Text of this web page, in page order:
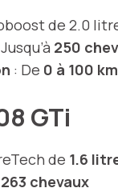
de 2.0
250
: De 0 à 100
GTi
de 1.6
263 chevaux